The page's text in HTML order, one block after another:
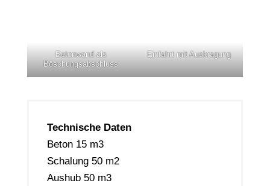
Betonwand als
Böschungsabschluss
Einfahrt mit Auskragung
Technische Daten
Beton 15 m3
Schalung 50 m2
Aushub 50 m3